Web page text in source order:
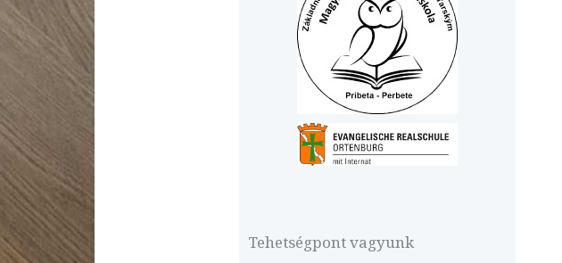
Tehetségpont vagyunk